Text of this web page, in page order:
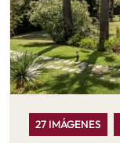
27 IMÁGENES